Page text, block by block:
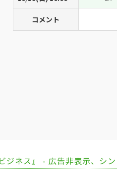
コメント
ジネス』 - 広告非表示、シ